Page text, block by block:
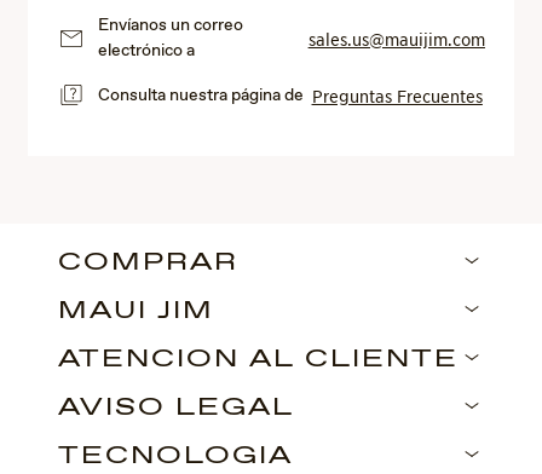
Envíanos un correo
electrónico a
sales.us@mauijim.com
Consulta nuestra página de Preguntas Frecuentes
COMPRAR
MAUI JIM
ATENCIÓN AL CLIENTE
AVISO LEGAL
TECNOLOGÍA